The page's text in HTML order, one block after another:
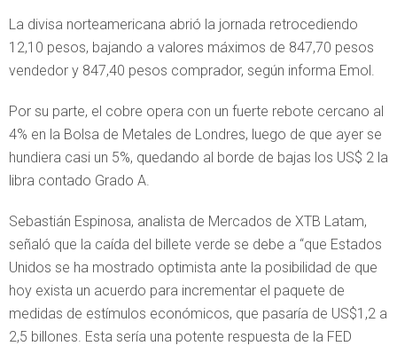
La divisa norteamericana abrió la jornada retrocediendo
12,10 pesos, bajando a valores máximos de 847,70 pesos
vendedor y 847,40 pesos comprador, según informa Emol.
Por su parte, el cobre opera con un fuerte rebote cercano al
4% en la Bolsa de Metales de Londres, luego de que ayer se
hundiera casi un 5%, quedando al borde de bajas los US$ 2 la
libra contado Grado A.
Sebastián Espinosa, analista de Mercados de XTB Latam,
señaló que la caída del billete verde se debe a “que Estados
Unidos se ha mostrado optimista ante la posibilidad de que
hoy exista un acuerdo para incrementar el paquete de
medidas de estímulos económicos, que pasaría de US$1,2 a
2,5 billones. Esta sería una potente respuesta de la FED